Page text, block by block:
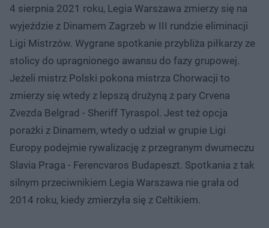
4 sierpnia 2021 roku, Legia Warszawa zmierzy się na
wyjeździe z Dinamem Zagrzeb w III rundzie eliminacji
Ligi Mistrzów. Wygrane spotkanie przybliża piłkarzy ze
stolicy do upragnionego awansu do fazy grupowej.
Jeżeli mistrz Polski pokona mistrza Chorwacji to
zmierzy się wtedy z lepszą drużyną z pary Crvena
Zvezda Belgrad - Sheriff Tyraspol. Jest też opcja
porażki z Dinamem, wtedy o udział w grupie Ligi
Europy podejmie rywalizację z przegranym dwumeczu
Slavia Praga - Ferencvaros Budapeszt. Spotkania z tak
silnym przeciwnikiem Legia Warszawa nie grała od
2014 roku, kiedy zmierzyła się z Celtikiem.